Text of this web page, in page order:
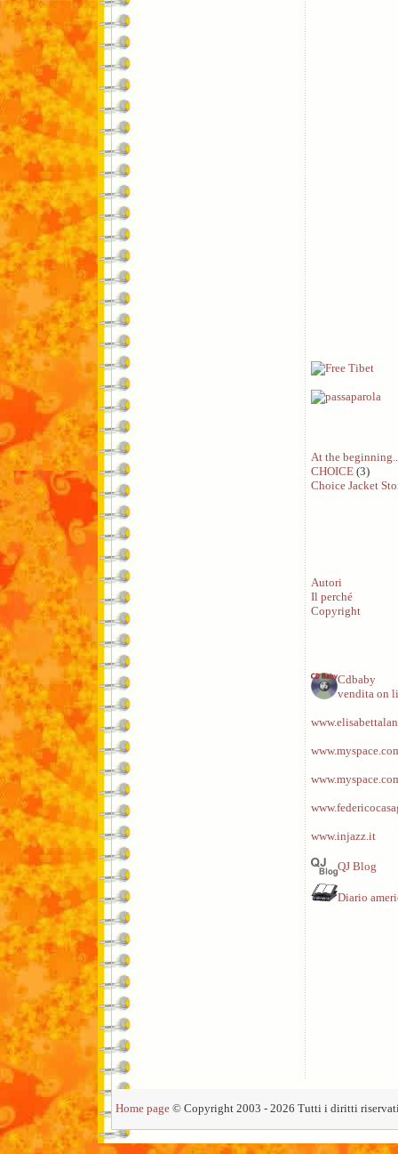
At the
CHOICE (3)
Choice Jacket
Autori
Il perché
Copyright
Cdbaby
vendita on
www.injazz.it
QJ Blog
Diario
Home page © Copyright 2003 - 2026 Tutti i diritti